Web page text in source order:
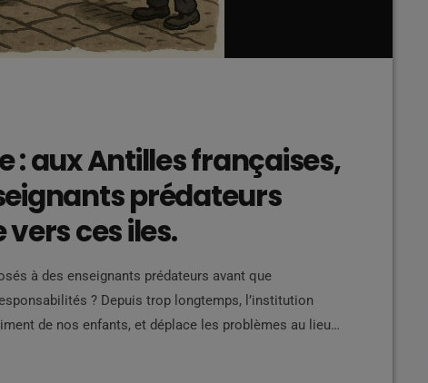
: aux Antilles françaises,
prédateurs
ces iles.
à des enseignants prédateurs avant que
? Depuis trop longtemps, l’institution
de nos enfants, et déplace les problèmes au lieu
enseignants indésirables ? Des témoignages font